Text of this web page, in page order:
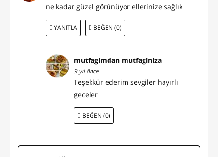
ne kadar güzel görünüyor ellerinize sağlık
YANITLA BEĞEN (0)
mutfagimdan mutfaginiza
9 yıl önce
Teşekkür ederim sevgiler hayırlı
geceler
BEĞEN (0)